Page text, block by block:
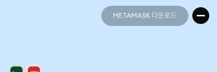
METAMASK 다운로드